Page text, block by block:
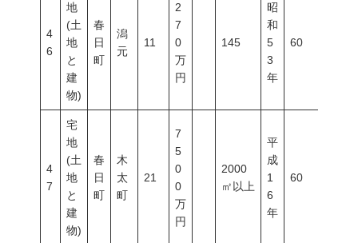
4
6
地
(土
地
と
建
物)
春
日
町
潟
元
11
2
7
0
万
円
145
昭
和
5
3
年
60
4
7
宅
地
(土
地
と
建
物)
春
日
町
木
太
町
21
7
5
0
0
万
円
2000
㎡以上
平
成
1
6
年
60